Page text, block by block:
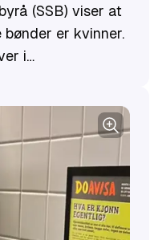
(SSB) viser at
bønder er kvinner.
i